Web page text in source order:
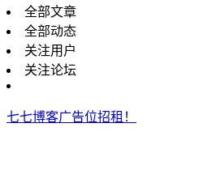
全部文章
全部动态
关注用户
关注论坛
七七博客广告位招租！